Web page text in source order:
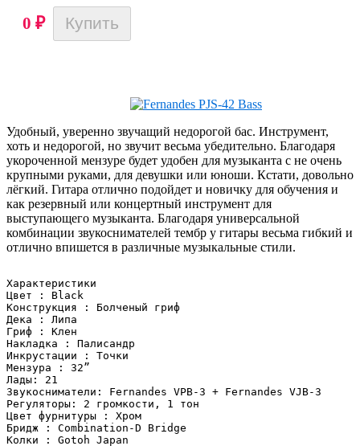
0 ₽
Удобный, уверенно звучащий недорогой бас. Инструмент,
хоть и недорогой, но звучит весьма убедительно. Благодаря
укороченной мензуре будет удобен для музыканта с не очень
крупными руками, для девушки или юноши. Кстати, довольно
лёгкий. Гитара отлично подойдет и новичку для обучения и
как резервный или концертный инструмент для
выступающего музыканта. Благодаря универсальной
комбинации звукоснимателей тембр у гитары весьма гибкий и
отлично впишется в различные музыкальные стили.
Характеристики
Цвет : Black
Конструкция : Болченый гриф
Дека : Липа
Гриф : Клен
Накладка : Палисандр
Инкрустации : Точки
Мензура : 32”
Лады: 21
Звукосниматели: Fernandes VPB-3 + Fernandes VJB-3
Регуляторы: 2 громкости, 1 тон
Цвет фурнитуры : Хром
Бридж : Combination-D Bridge
Колки : Gotoh Japan